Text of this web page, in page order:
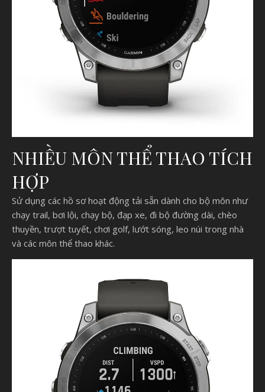
NHIỀU MÔN THỂ THAO TÍCH
HỢP
Sử dụng các hồ sơ hoạt động tải sẵn dành cho bộ môn như
chạy trail, bơi lội, chạy bộ, đạp xe, đi bộ đường dài, chèo
thuyền, trượt tuyết, chơi golf, lướt sóng, leo núi trong nhà
và các môn thể thao khác.